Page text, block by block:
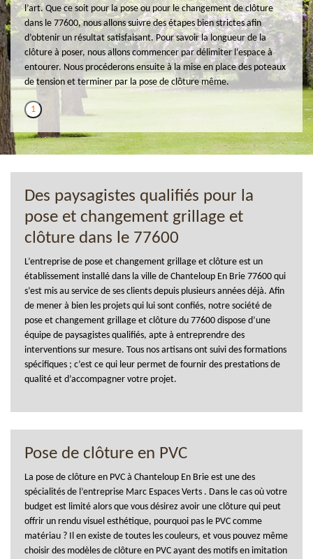
l’art. Que ce soit pour la pose ou pour le changement de clôture
dans le 77600, nous allons suivre des étapes bien strictes afin
d’obtenir un résultat satisfaisant. Pour savoir la longueur de la
clôture à poser, nous allons commencer par délimiter l’espace à
entourer. Nous procéderons ensuite à la mise en place des poteaux
de tension et terminer par la pose de clôture même.
1
Des paysagistes qualifiés pour la
pose et changement grillage et
clôture dans le 77600
L’entreprise de pose et changement grillage et clôture est un
établissement installé dans la ville de Chanteloup En Brie 77600 qui
s’est mis au service de ses clients depuis plusieurs années déjà. Afin
de mener à bien les projets qui lui sont confiés, notre société de
pose et changement grillage et clôture du 77600 dispose d’une
équipe de paysagistes qualifiés, apte à entreprendre des
interventions sur mesure. Tous nos artisans ont suivi des formations
spécifiques ; c’est ce qui leur permet de fournir des prestations de
qualité et d’accompagner votre projet.
Pose de clôture en PVC
La pose de clôture en PVC à Chanteloup En Brie est une des
spécialités de l’entreprise Marc Espaces Verts . Dans le cas où votre
budget est limité alors que vous désirez avoir une clôture qui peut
offrir un rendu visuel esthétique, pourquoi pas le PVC comme
matériau ? Il en existe de toutes les couleurs, et vous pouvez même
choisir des modèles de clôture en PVC ayant des motifs en imitation